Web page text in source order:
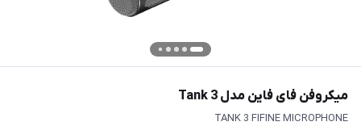
میکروفن فای فاین مدل Tank 3
TANK 3 FIFINE MICROPHONE